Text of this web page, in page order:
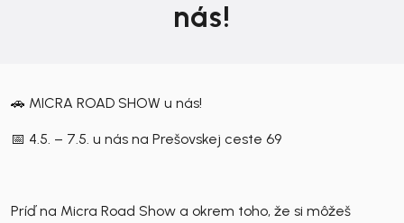
nás!
🚗 MICRA ROAD SHOW u nás!
📅 4.5. – 7.5. u nás na Prešovskej ceste 69
Príď na Micra Road Show a okrem toho, že si môžeš